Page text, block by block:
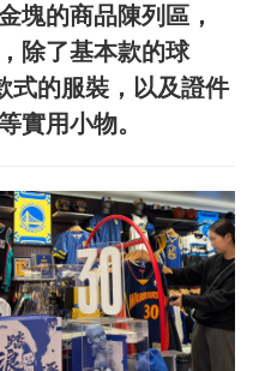
塊的商品陳列區，
除了基本款的球
式的服裝，以及證件
實用小物。